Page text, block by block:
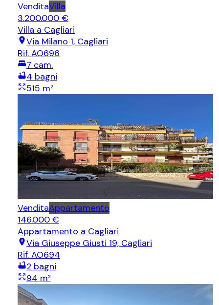
VenditaVilla
3.200.000 €
Villa a Cagliari
Via Milano 1, Cagliari
Rif. AO696
7 cam.
4 bagni
515 m²
VenditaAppartamento
146.000 €
Appartamento a Cagliari
Via Giuseppe Giusti 19, Cagliari
Rif. AO694
2 bagni
94 m²